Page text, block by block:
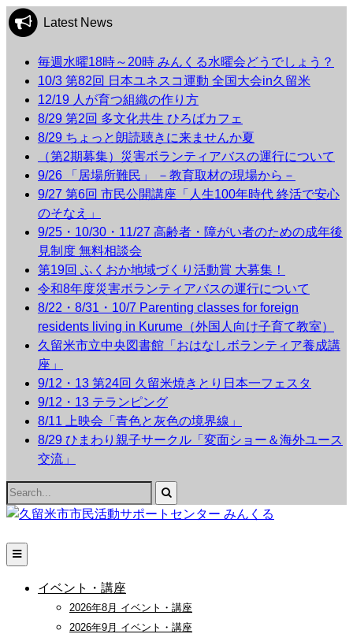
Latest News
毎週水曜18時～20時 みんくる水曜会どうでしょう？
10/3 第82回 日本ユネスコ運動 全国大会in久留米
12/19 人が育つ組織の作り方
8/29 第2回 多文化共生 ひろばカフェ
8/29 ちょっと朗読聴きに来ませんか夏
（第2期募集）災害ボランティアバスの運行について
9/26 「居場所難民」 －教育取材の現場から－
9/27 第6回 市民公開講座「人生100年時代 終活で安心
のそなえ」
9/25・10/30・11/27 高齢者・障がい者のための成年後
見制度 無料相談会
第19回 ふくおか地域づくり活動賞 大募集！
令和8年度災害ボランティアバスの運行について
8/22・8/31・10/7 Parenting classes for foreign
residents living in Kurume（外国人向け子育て教室）
久留米市立中央図書館「おはなしボランティア養成講
座」
9/12・13 第24回 久留米焼きとり日本一フェスタ
9/12・13 テランピング
8/11 上映会「青色と灰色の境界線」
8/29 ひまわり親子サークル「変面ショー＆海外ユース
交流」
Search
for:
イベント・講座
2026年8月 イベント・講座
2026年9月 イベント・講座